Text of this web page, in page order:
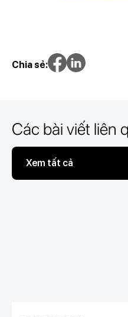
Chia sẻ:
Các bài viết liên
Xem tất cả